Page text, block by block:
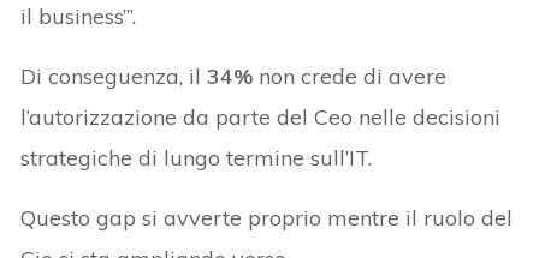
il business’”.
Di conseguenza, il34% non crede di avere
l’autorizzazione da parte del Ceo nelle decisioni
strategiche di lungo termine sull’IT.
Questo gap si avverte proprio mentre il ruolo del